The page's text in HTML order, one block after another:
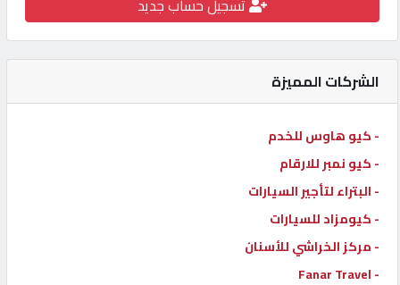
القطري
POWERED
QHOST
الشركات المميزة
- كيو هاوس للخدم
- كيو نمبر للارقام
- البتراء لتأجير السيارات
- كيومزاد للسيارات
- مركز الخراشي للأسنان
- Fanar Travel